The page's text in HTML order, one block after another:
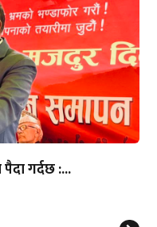
गर्दछ :...